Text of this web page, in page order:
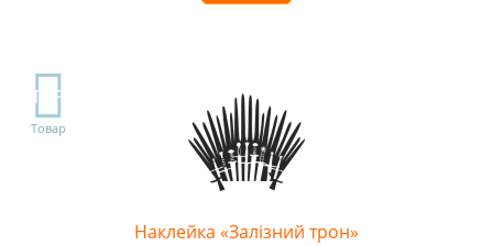
TOP
Товар
Наклейка «Залізний трон»